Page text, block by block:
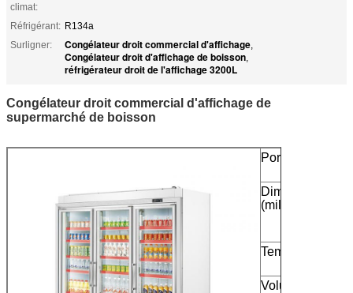
climat:
Réfrigérant: R134a
Surligner:
Congélateur droit commercial d'affichage,
Congélateur droit d'affichage de boisson,
réfrigérateur droit de l'affichage 3200L
Congélateur droit commercial d'affichage de
supermarché de boisson
Porte
Dimension
(millimètres)
Temp. (℃)
Volume (L)